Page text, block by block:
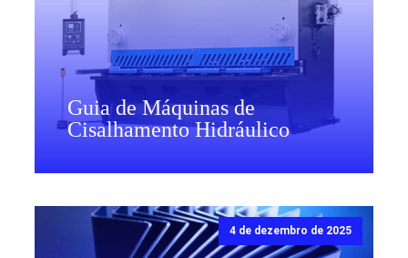
Guia de Máquinas de
Cisalhamento Hidráulico
4 de dezembro de 2025